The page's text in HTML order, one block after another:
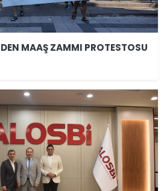
MAAŞ ZAMMI PROTESTOSU